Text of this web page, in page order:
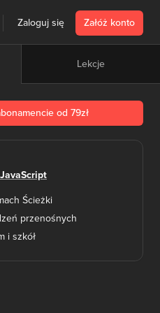
Zaloguj się Załóż konto
Lekcje
od 79zł
Ścieżki
przenośnych
i szkół